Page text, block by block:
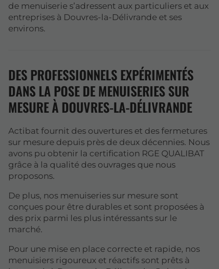
de menuiserie s’adressent aux particuliers et aux
entreprises à Douvres-la-Délivrande et ses
environs.
DES PROFESSIONNELS EXPÉRIMENTÉS
DANS LA POSE DE MENUISERIES SUR
MESURE À DOUVRES-LA-DÉLIVRANDE
Actibat fournit des ouvertures et des fermetures
sur mesure depuis près de deux décennies. Nous
avons pu obtenir la certification RGE QUALIBAT
grâce à la qualité des ouvrages que nous
proposons.
De plus, nos menuiseries sur mesure sont
conçues pour être durables et sont proposées à
des prix parmi les plus intéressants sur le
marché.
Pour une mise en place correcte et rapide, nos
menuisiers rigoureux et réactifs sont prêts à